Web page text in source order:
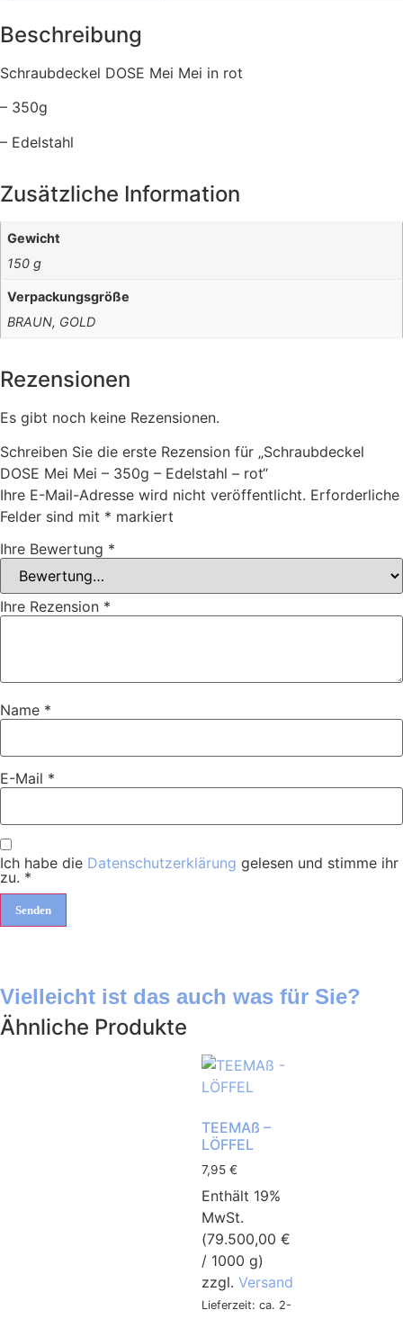
Beschreibung
Schraubdeckel DOSE Mei Mei in rot
– 350g
– Edelstahl
Zusätzliche Information
Gewicht
150 g
Verpackungsgröße
BRAUN, GOLD
Rezensionen
Es gibt noch keine Rezensionen.
Schreiben Sie die erste Rezension für „Schraubdeckel
DOSE Mei Mei – 350g – Edelstahl – rot“
Ihre E-Mail-Adresse wird nicht veröffentlicht. Erforderliche
Felder sind mit * markiert
Ihre Bewertung *
Ihre Rezension *
Name *
E-Mail *
Ich habe die Datenschutzerklärung gelesen und stimme ihr
zu. *
Vielleicht ist das auch was für Sie?
Ähnliche Produkte
TEEMAß –
LÖFFEL
7,95 €
Enthält 19%
MwSt.
(79.500,00 €
/ 1000 g)
zzgl. Versand
Lieferzeit: ca. 2-